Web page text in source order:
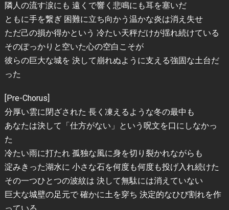
隣人の流す涙にも 遠くで響く悲鳴にも耳を塞いだ
ともに手を繋ぎ 困難に立ち向かう温かな炎は消え失せ
ただ己の損か得かという 冷たい天秤だけが揺れ続けている
そのぽっかりと空いた心の空白こそが
彼らの巨大な城を 決して崩れぬように支える強固な土台だ
った
[Pre-Chorus]
分厚い雲に閉ざされた 長く凍えるような冬の最中も
あなたは決して「仕方がない」という呪文を口にしなかっ
た
冷たい雨に打たれ 孤独な風に身を切り裂かれながらも
淀みきった湖水に 小さな石を何度も何度も投げ入れ続けた
その一つひとつの波紋は 決して無駄には消えていない
巨大な城壁の足元で 確かに土を穿ち 決定的なひび割れを作